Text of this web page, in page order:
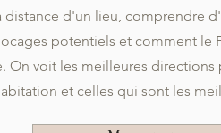
distance d'un lieu, comprendre
potentiels et comment le
On voit les meilleures directions
et celles qui sont les